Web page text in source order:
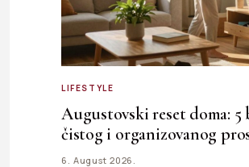
LIFESTYLE
Augustovski reset doma:
čistog i organizovanog
6. August 2026.